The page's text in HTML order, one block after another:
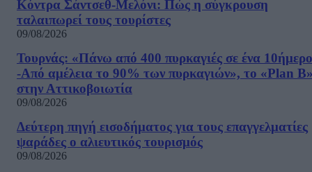
Κόντρα Σάντσεθ-Μελόνι: Πώς η σύγκρουση
ταλαιπωρεί τους τουρίστες
09/08/2026
Τουρνάς: «Πάνω από 400 πυρκαγιές σε ένα 10ήμερο
-Από αμέλεια το 90% των πυρκαγιών», το «Plan
στην Αττικοβοιωτία
09/08/2026
Δεύτερη πηγή εισοδήματος για τους επαγγελματίες
ψαράδες ο αλιευτικός τουρισμός
09/08/2026